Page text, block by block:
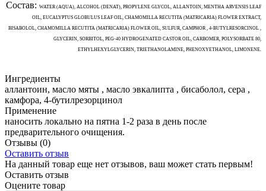
Состав: WATER (AQUA), ALCOHOL (DENAT), PROPYLENE GLYCOL, ALLANTOIN, MENTHA ARVENSIS LEAF
OIL, EUCALYPTUS GLOBULUS LEAF OIL, CHAMOMILLA RECUTITA (MATRICARIA) FLOWER EXTRACT,
BISABOLOL, CHAMOMILLA RECUTITA (MATRICARIA) FLOWER OIL, SULFUR, CAMPHOR , 4-BUTYLRESORCINOL ,
GLYCERIN, SORBITOL, PEG-40 HYDROGENATED CASTOR OIL, CARBOMER, POLYSORBATE 80,
ETHYLHEXYLGLYCERIN, TRIETHANOLAMINE, PHENOXYETHANOL, LIMONENE.
Ингредиенты
аллантоин, масло мяты , масло эвкалипта , бисаболол, сера ,
камфора, 4-бутилрезорцинол
Применение
наносить локально на пятна 1-2 раза в день после
предварительного очищения.
Отзывы (0)
Оставить отзыв
На данный товар еще нет отзывов, ваш может стать первым!
Оставить отзыв
Оцените товар